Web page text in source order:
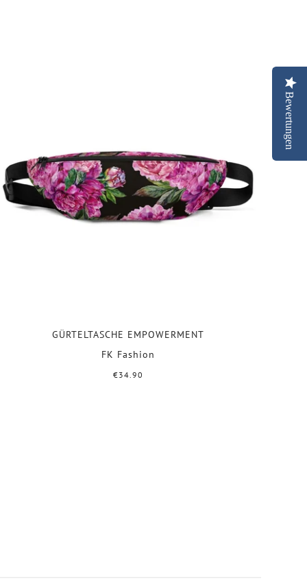
GÜRTELTASCHE EMPOWERMENT
FK Fashion
€34.90
Bewertungen